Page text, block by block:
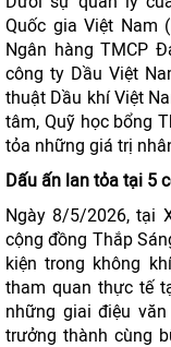
Quốc gia Việt Nam
Ngân hàng TMCP
công ty Dầu Việt
thuật Dầu khí Việt
tâm, Quỹ học bổng
tỏa những giá trị
Dấu ấn lan tỏa tại 5
Ngày 8/5/2026, tại
cộng đồng Thắp
kiện trong không
tham quan thực tế
những giai điệu
trưởng thành cùng